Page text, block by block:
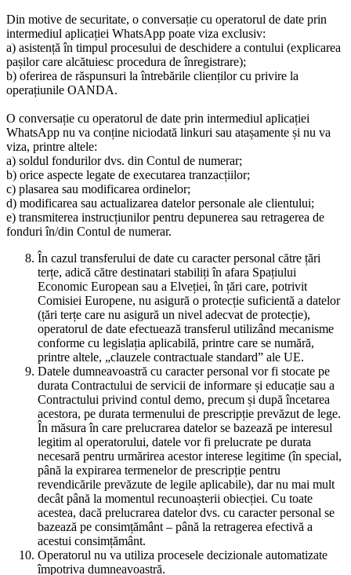
Din motive de securitate, o conversație cu operatorul de date prin
intermediul aplicației WhatsApp poate viza exclusiv:
a) asistență în timpul procesului de deschidere a contului (explicarea
pașilor care alcătuiesc procedura de înregistrare);
b) oferirea de răspunsuri la întrebările clienților cu privire la
operațiunile OANDA.
O conversație cu operatorul de date prin intermediul aplicației
WhatsApp nu va conține niciodată linkuri sau atașamente și nu va
viza, printre altele:
a) soldul fondurilor dvs. din Contul de numerar;
b) orice aspecte legate de executarea tranzacțiilor;
c) plasarea sau modificarea ordinelor;
d) modificarea sau actualizarea datelor personale ale clientului;
e) transmiterea instrucțiunilor pentru depunerea sau retragerea de
fonduri în/din Contul de numerar.
În cazul transferului de date cu caracter personal către țări
terțe, adică către destinatari stabiliți în afara Spațiului
Economic European sau a Elveției, în țări care, potrivit
Comisiei Europene, nu asigură o protecție suficientă a datelor
(țări terțe care nu asigură un nivel adecvat de protecție),
operatorul de date efectuează transferul utilizând mecanisme
conforme cu legislația aplicabilă, printre care se numără,
printre altele, „clauzele contractuale standard” ale UE.
Datele dumneavoastră cu caracter personal vor fi stocate pe
durata Contractului de servicii de informare și educație sau a
Contractului privind contul demo, precum și după încetarea
acestora, pe durata termenului de prescripție prevăzut de lege.
În măsura în care prelucrarea datelor se bazează pe interesul
legitim al operatorului, datele vor fi prelucrate pe durata
necesară pentru urmărirea acestor interese legitime (în special,
până la expirarea termenelor de prescripție pentru
revendicările prevăzute de legile aplicabile), dar nu mai mult
decât până la momentul recunoașterii obiecției. Cu toate
acestea, dacă prelucrarea datelor dvs. cu caracter personal se
bazează pe consimțământ – până la retragerea efectivă a
acestui consimțământ.
Operatorul nu va utiliza procesele decizionale automatizate
împotriva dumneavoastră.